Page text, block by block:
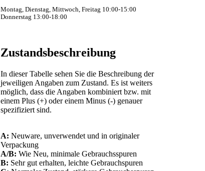
Montag, Dienstag, Mittwoch, Freitag 10:00-15:00
Donnerstag 13:00-18:00
Zustandsbeschreibung
In dieser Tabelle sehen Sie die Beschreibung der
jeweiligen Angaben zum Zustand. Es ist weiters
möglich, dass die Angaben kombiniert bzw. mit
einem Plus (+) oder einem Minus (-) genauer
spezifiziert sind.
A: Neuware, unverwendet und in originaler
Verpackung
A/B: Wie Neu, minimale Gebrauchsspuren
B: Sehr gut erhalten, leichte Gebrauchspuren